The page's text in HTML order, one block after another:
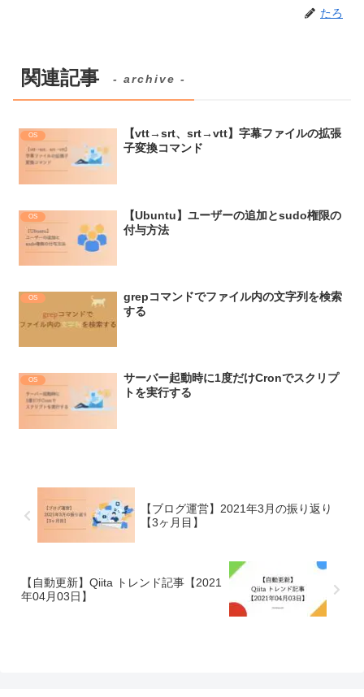
たろ
関連記事 - archive -
OS
【vtt→srt、srt→vtt】字幕ファイルの拡張
子変換コマンド
OS
【Ubuntu】ユーザーの追加とsudo権限の
付与方法
OS
grepコマンドでファイル内の文字列を検索
する
OS
サーバー起動時に1度だけCronでスクリプ
トを実行する
【ブログ運営】2021年3月の振り返り
【3ヶ月目】
【自動更新】Qiita トレンド記事【2021
年04月03日】